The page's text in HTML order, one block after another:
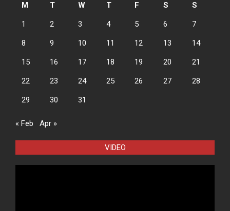
M
T W T F S S
1 2 3 4 5 6 7
8 9 10 11 12 13 14
15 16 17 18 19 20 21
22 23 24 25 26 27 28
29 30 31
« Feb Apr »
VIDEO